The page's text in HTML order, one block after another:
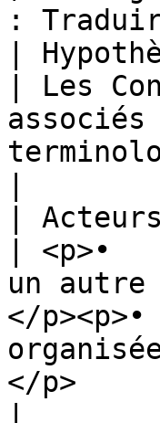
:
|
| Les
|
| <p>•
un autre
</
</p>